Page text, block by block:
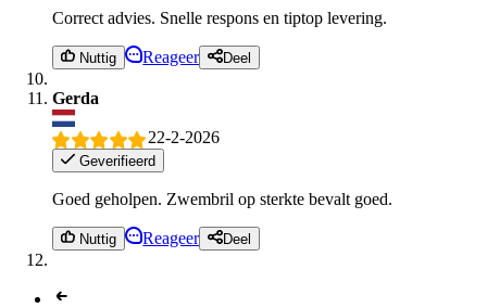
Correct advies. Snelle respons en tiptop levering.
Nuttig Reageer Deel
Gerda
22-2-2026
Geverifieerd
Goed geholpen. Zwembril op sterkte bevalt goed.
Nuttig Reageer Deel